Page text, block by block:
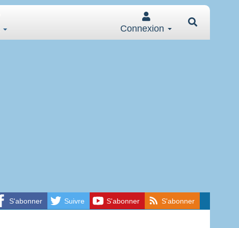
Connexion
S'abonner Suivre S'abonner S'abonner